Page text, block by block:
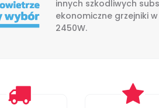
innych szkodliwych
ekonomiczne grzejniki
2450W.